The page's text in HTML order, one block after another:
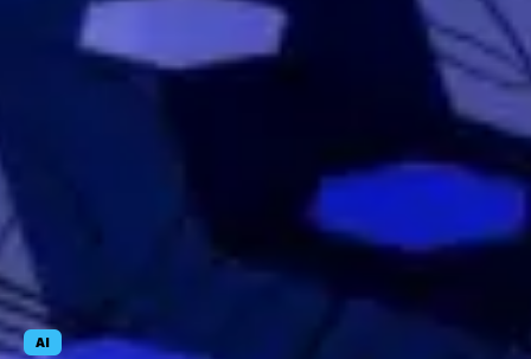
AI